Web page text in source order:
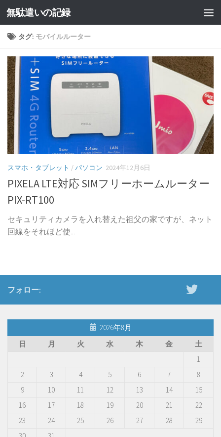
コンテンツへスキップ
無駄遣いの記録
タグ: モバイルルーター
スマホ・タブレット /パソコン 2024年12月6日
PIXELA LTE対応 SIMフリーホームルーター
PIX-RT100
セキュリティカメラを入れ替えた祖父の家ですが、ネット
回線をそれほど使...
フォロー:
2026年8月
日
月 火 水 木 金
土
1
2
3 4 5 6 7
8
9
10 11 12 13 14
15
16
17 18 19 20 21
22
23
24 25 26 27 28
29